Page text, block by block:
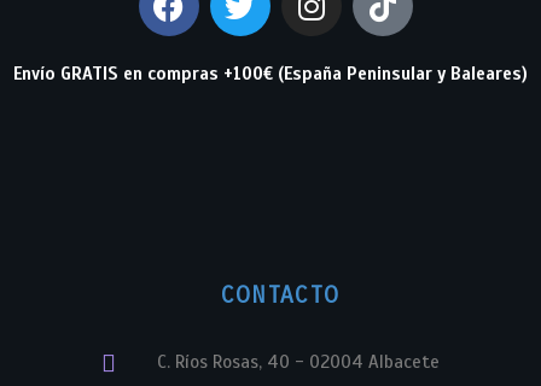
Envío GRATIS en compras +100€ (España Peninsular y Baleares)
CONTACTO
C. Ríos Rosas, 40 - 02004 Albacete